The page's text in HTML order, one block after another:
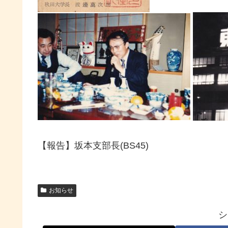
【報告】坂本支部長(BS45)
お知らせ